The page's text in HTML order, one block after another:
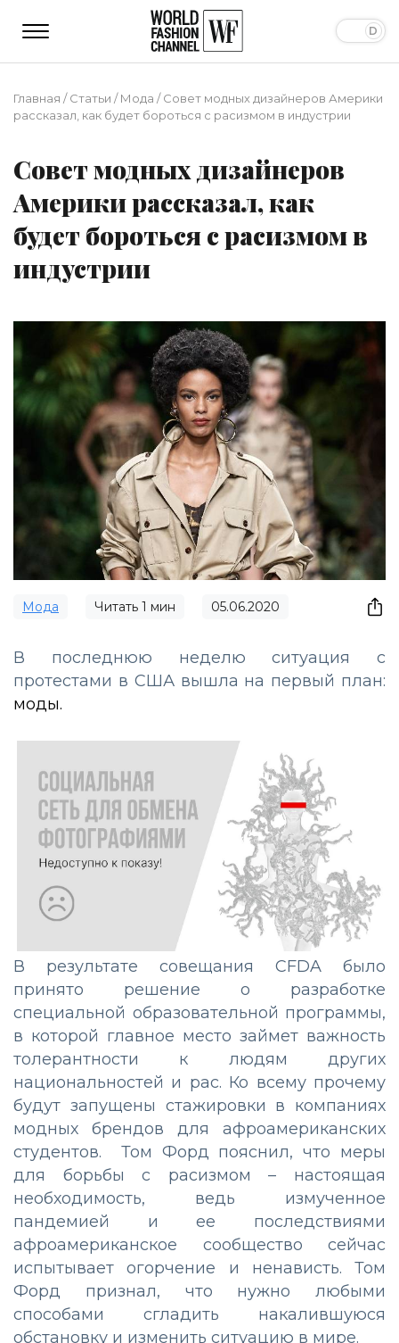
Главная /Статьи /Мода /Совет модных дизайнеров Америки
рассказал, как будет бороться с расизмом в индустрии
Совет модных дизайнеров
Америки рассказал, как
будет бороться с расизмом в
индустрии
Мода Читать 1 мин 05.06.2020
В последнюю неделю ситуация
с
протестами в США вышла на первый план:
моды.
В результате совещания CFDA
было
принято
решение о
разработке
специальной образовательной программы,
в которой главное место займет важность
толерантности
к людям
других
национальностей и рас. Ко всему прочему
будут запущены стажировки в компаниях
модных
брендов для
афроамериканских
студентов. Том Форд пояснил,что меры
для
борьбы с расизмом – настоящая
необходимость, ведь
измученное
пандемией
и ее
последствиями
афроамериканское
сообщество
сейчас
испытывает
огорчение и ненависть. Том
Форд
признал, что нужно
любыми
способами
сгладить
накалившуюся
обстановку и изменить ситуацию в мире.